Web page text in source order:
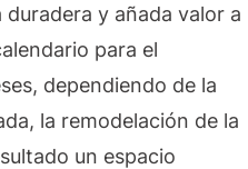
y añada valor a
para el
dependiendo de la
la remodelación de la
un espacio